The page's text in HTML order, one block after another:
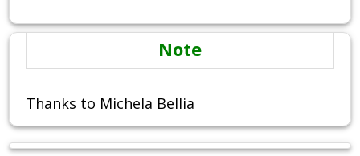
Note
Thanks to Michela Bellia